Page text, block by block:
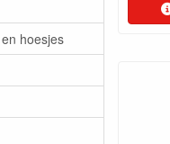
hoesjes